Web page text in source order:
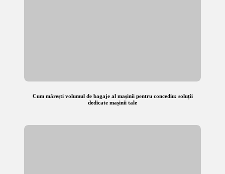
Cum mărești volumul de bagaje al mașinii pentru concediu: soluții
dedicate mașinii tale